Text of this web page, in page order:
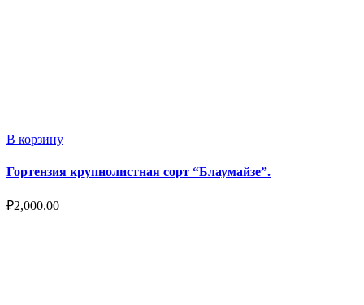
В корзину
Гортензия крупнолистная сорт “Блаумайзе”.
₽2,000.00